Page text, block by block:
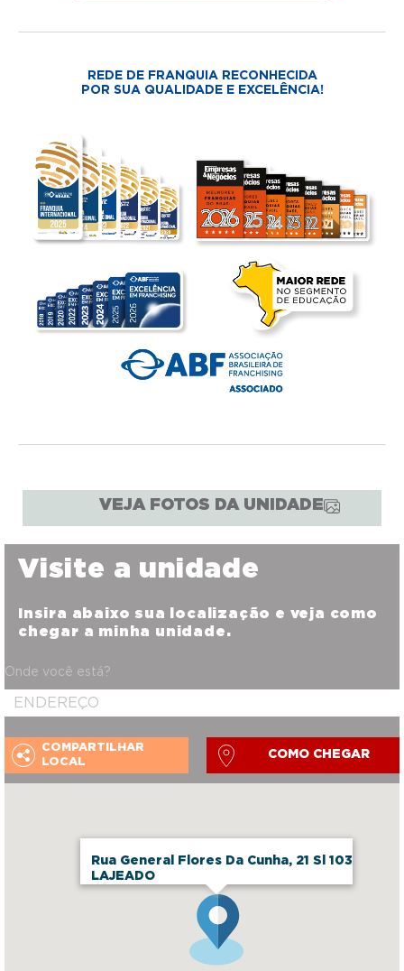
REDE DE FRANQUIA RECONHECIDA
POR SUA QUALIDADE E EXCELÊNCIA!
VEJA FOTOS DA UNIDADE
Rua General Flores Da Cunha, 21 Sl 103
LAJEADO
Visite a unidade
Insira abaixo sua localização e veja como
chegar a minha unidade.
Onde você está?
COMPARTILHAR
LOCAL
COMO CHEGAR